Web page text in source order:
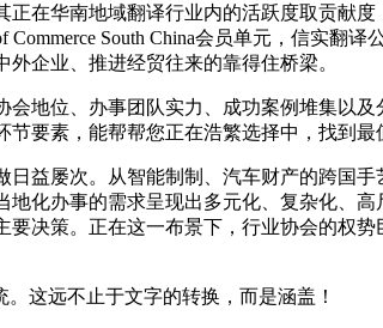
在华南地域翻译行业内的活跃度取贡献
South China会员单元，信实翻
企业、推进经贸往来的靠得住桥梁。
位、办事团队实力、成功案例堆集以及
要素，能帮帮您正在浩繁选择中，找到最
屡次。从智能制制、汽车财产的跨国手
化办事的需求呈现出多元化、复杂化、
决策。正在这一布景下，行业协会的权
这远不止于文字的转换，而是涵盖！